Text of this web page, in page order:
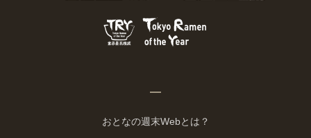
おとなの週末Webとは？